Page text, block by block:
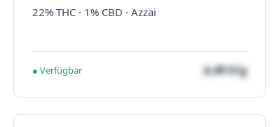
22% THC · 1% CBD · Azzai
● Verfügbar 4,49 €/g